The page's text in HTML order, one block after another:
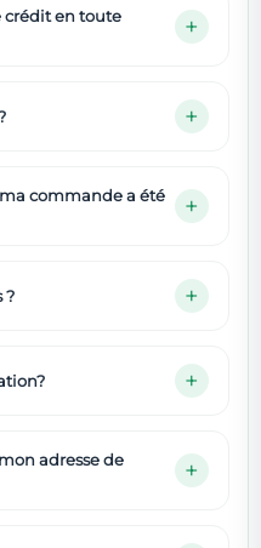
crédit en toute
commande a été
?
adresse de